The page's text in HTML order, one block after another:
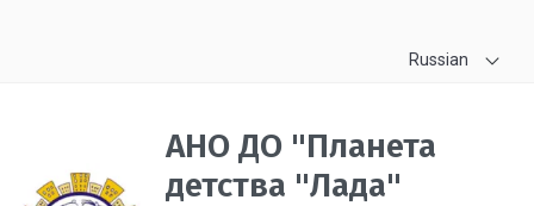
Russian
АНО ДО "Планета
детства "Лада"